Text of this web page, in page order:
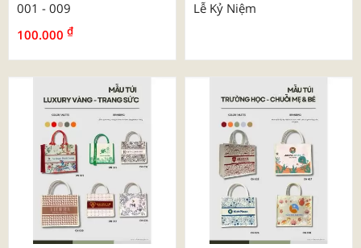
001 - 009
100.000 ₫
Lễ Kỷ Niệm